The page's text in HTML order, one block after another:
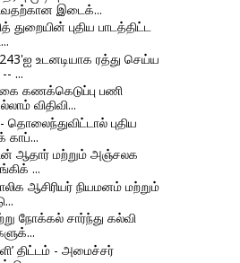
இடைக்...
துறையின் புதிய பாடத்திட்ட
உடனடியாக ரத்து செய்ய
...
கணக்கெடுப்பு பணி
விதிவி...
தொலைந்துவிட்டால் புதிய
காப்...
ஆதார் மற்றும் அஞ்சலக
...
ஆசிரியர் நியமனம் மற்றும்
நோக்கல் சார்ந்து கல்வி
திட்டம் - அமைச்சர்